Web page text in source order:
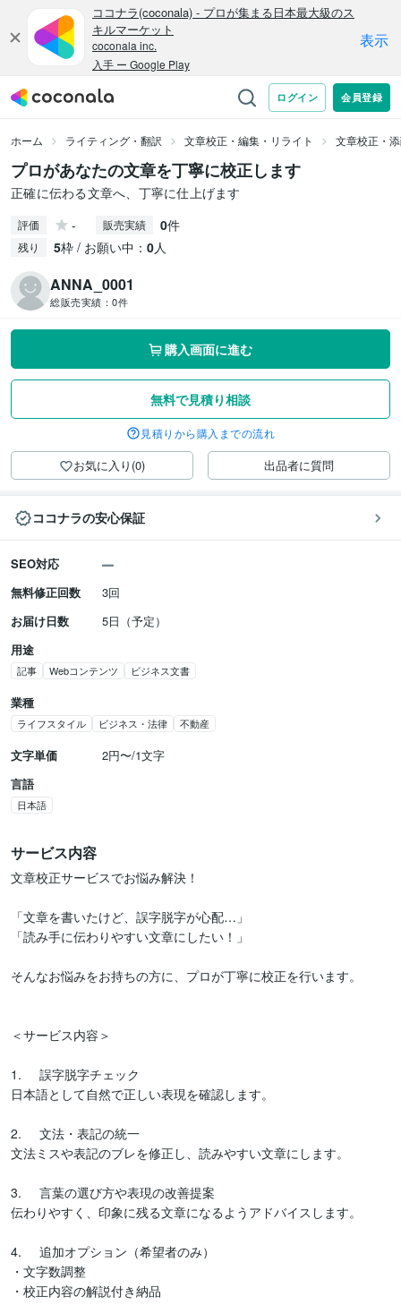
ホーム ライティング・翻訳 文章校正・編集・リライト 文章校正・
プロがあなたの文章を丁寧に校正します
正確に伝わる文章へ、丁寧に仕上げます
評価 - 販売実績 0件
残り 5枠 / お願い中： 0人
ANNA_0001
総販売実績： 0件
購入画面に進む
無料で見積り相談
見積りから購入までの流れ
お気に入り(0) 出品者に質問
ココナラの安心保証
SEO対応
無料修正回数
3回
お届け日数
5日（予定）
用途
記事 Webコンテンツ ビジネス文書
業種
ライフスタイル ビジネス・法律 不動産
文字単価
2円〜/1文字
言語
日本語
サービス内容
文章校正サービスでお悩み解決！
「文章を書いたけど、誤字脱字が心配…」
「読み手に伝わりやすい文章にしたい！」
そんなお悩みをお持ちの方に、プロが丁寧に校正を行います。
＜サービス内容＞
1.	誤字脱字チェック
日本語として自然で正しい表現を確認します。
2.	文法・表記の統一
文法ミスや表記のブレを修正し、読みやすい文章にします。
3.	言葉の選び方や表現の改善提案
伝わりやすく、印象に残る文章になるようアドバイスします。
4.	追加オプション（希望者のみ）
・文字数調整
・校正内容の解説付き納品